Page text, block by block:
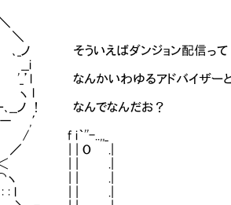
そういえばダンジョン配信って
いわゆるアドバイザーとか
l
なんでなんだお？
,′
／【コメント】￣￣
／ | | O .| | 下手なこと
¨"7''―‐＜ | | .| ＼＿＿＿＿
: : :/⌒ヽ | | .| ／【コメント
ヽ: :{: : : : l | | .| | ラジコン配